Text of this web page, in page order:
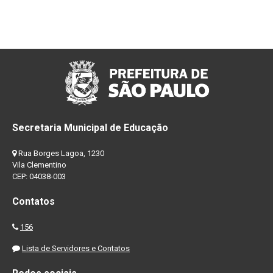
Secretaria Municipal de Educação
Rua Borges Lagoa, 1230
Vila Clementino
CEP: 04038-003
Contatos
156
Lista de Servidores e Contatos